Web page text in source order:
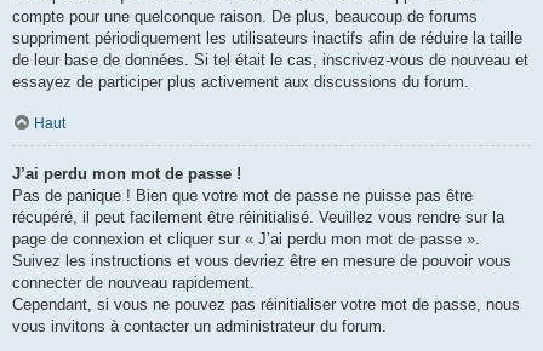
compte pour une quelconque raison. De plus, beaucoup de forums
suppriment périodiquement les utilisateurs inactifs afin de réduire la taille
de leur base de données. Si tel était le cas, inscrivez-vous de nouveau et
essayez de participer plus activement aux discussions du forum.
Haut
J’ai perdu mon mot de passe !
Pas de panique ! Bien que votre mot de passe ne puisse pas être
récupéré, il peut facilement être réinitialisé. Veuillez vous rendre sur la
page de connexion et cliquer sur « J’ai perdu mon mot de passe ».
Suivez les instructions et vous devriez être en mesure de pouvoir vous
connecter de nouveau rapidement.
Cependant, si vous ne pouvez pas réinitialiser votre mot de passe, nous
vous invitons à contacter un administrateur du forum.